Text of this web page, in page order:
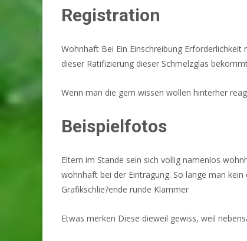
Registration
Wohnhaft Bei Ein Einschreibung
dieser Ratifizierung dieser Schmelzglas
Wenn man die gern wissen wollen hinterher
Beispielfotos
Eltern im Stande sein sich vollig namenlos
wohnhaft bei der Eintragung. So lange man
Grafikschlie?ende runde Klammer
Etwas merken Diese dieweil gewiss, weil